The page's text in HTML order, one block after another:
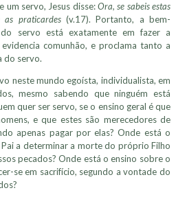
um servo, Jesus disse:Ora, se sabeis estas
as praticardes (v.17). Portanto, a bem-
servo está exatamente em fazer a
comunhão, e proclama tanto a
do servo.
neste mundo egoísta, individualista, em
mesmo sabendo que ninguém está
quer ser servo, se o ensino geral é que
e que estes são merecedores de
apenas pagar por elas? Onde está o
a determinar a morte do próprio Filho
pecados? Onde está o ensino sobre o
se em sacrifício, segundo a vontade do